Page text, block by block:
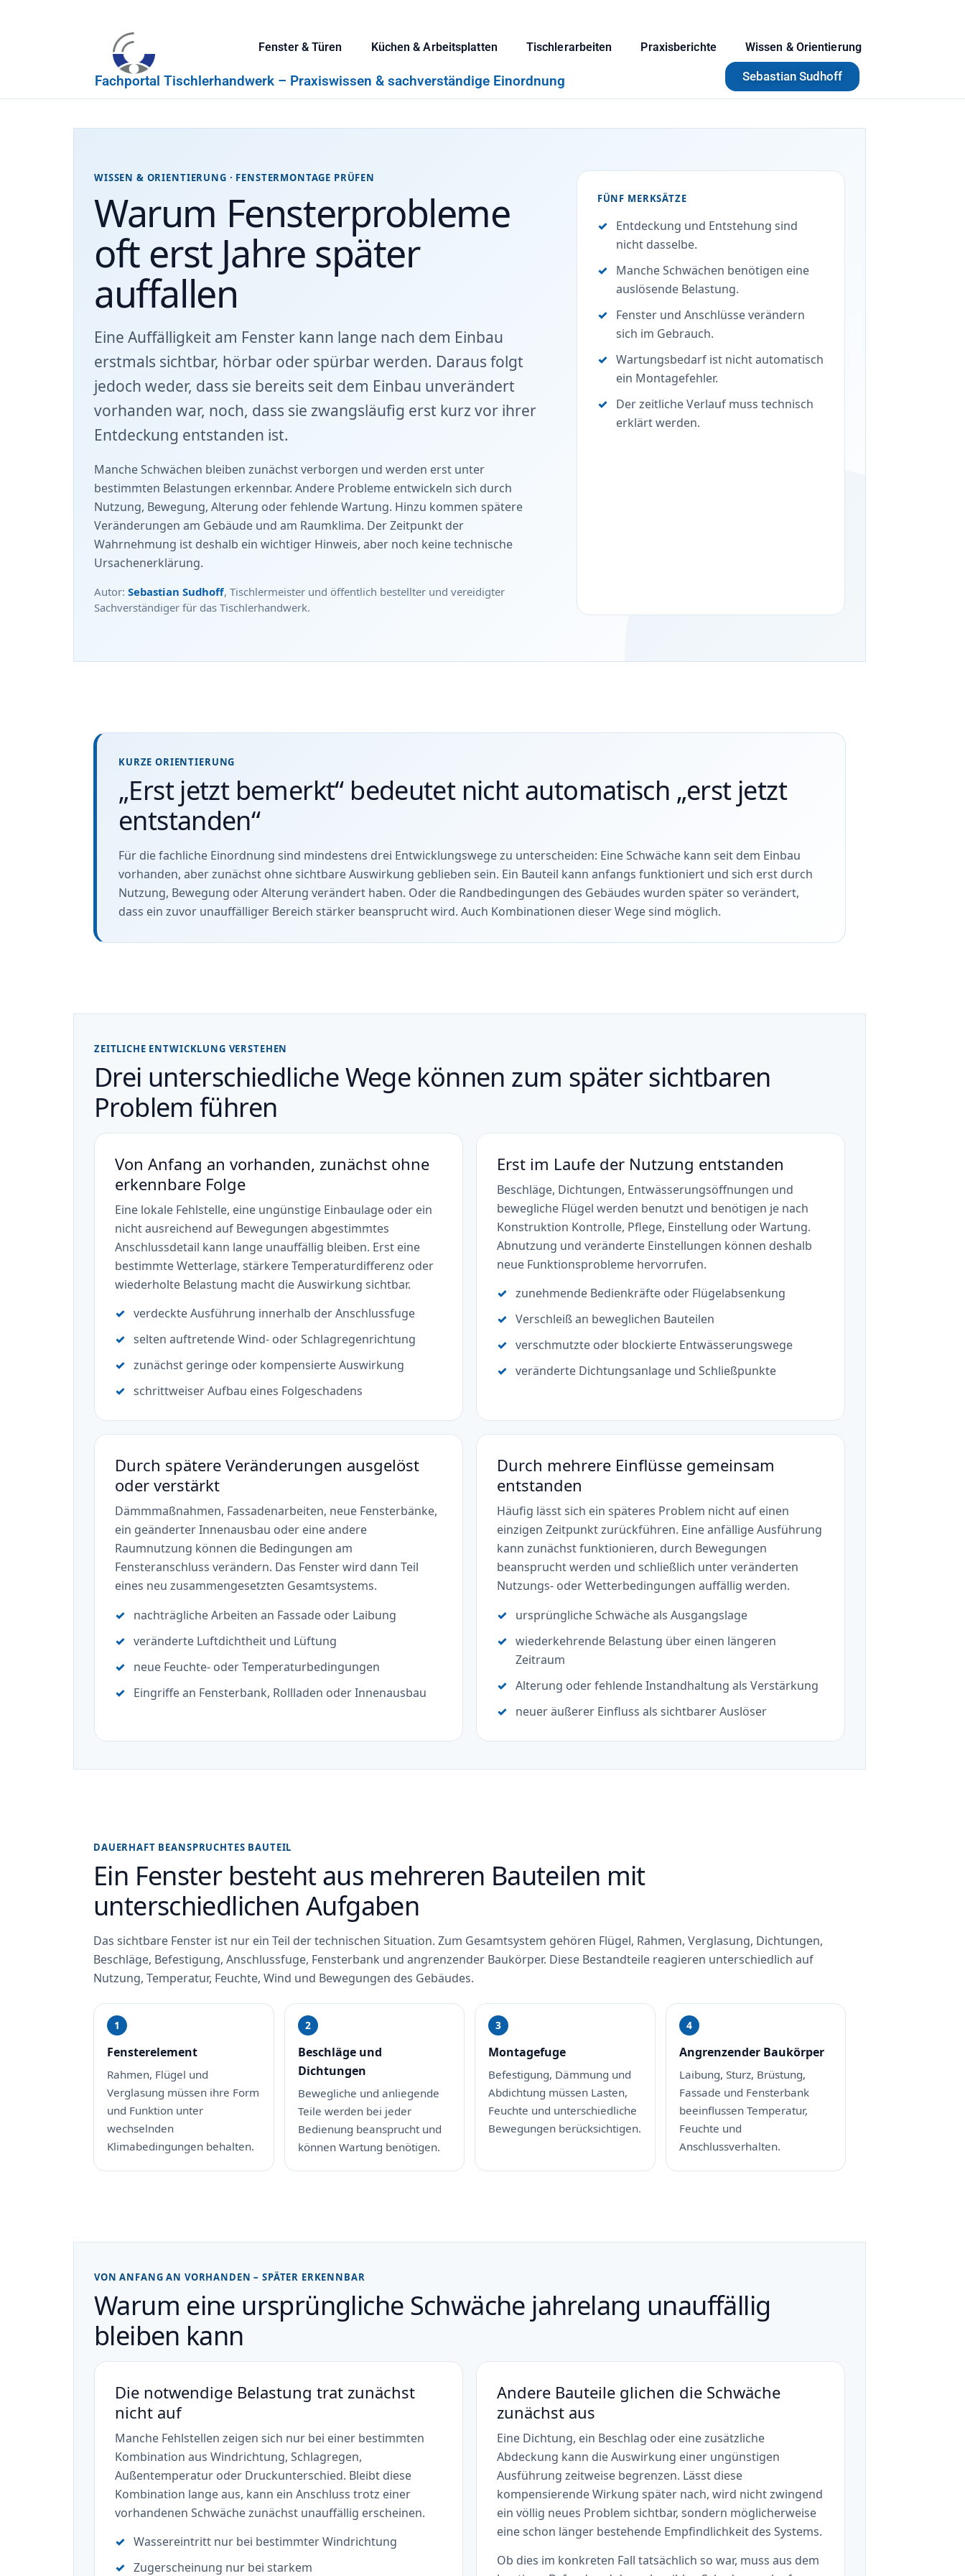
Fachportal Tischlerhandwerk – Praxiswissen & sachverständige Einordnung
Fenster & Türen Küchen & Arbeitsplatten Tischlerarbeiten Praxisberichte Wissen & Orientierung
Sebastian Sudhoff
WISSEN & ORIENTIERUNG · FENSTERMONTAGE PRÜFEN
Warum Fensterprobleme
oft erst Jahre später
auffallen
Eine Auffälligkeit am Fenster kann lange nach dem Einbau
erstmals sichtbar, hörbar oder spürbar werden. Daraus folgt
jedoch weder, dass sie bereits seit dem Einbau unverändert
vorhanden war, noch, dass sie zwangsläufig erst kurz vor ihrer
Entdeckung entstanden ist.
Manche Schwächen bleiben zunächst verborgen und werden erst unter
bestimmten Belastungen erkennbar. Andere Probleme entwickeln sich durch
Nutzung, Bewegung, Alterung oder fehlende Wartung. Hinzu kommen spätere
Veränderungen am Gebäude und am Raumklima. Der Zeitpunkt der
Wahrnehmung ist deshalb ein wichtiger Hinweis, aber noch keine technische
Ursachenerklärung.
Autor: Sebastian Sudhoff, Tischlermeister und öffentlich bestellter und vereidigter
Sachverständiger für das Tischlerhandwerk.
FÜNF MERKSÄTZE
Entdeckung und Entstehung sind
nicht dasselbe.
Manche Schwächen benötigen eine
auslösende Belastung.
Fenster und Anschlüsse verändern
sich im Gebrauch.
Wartungsbedarf ist nicht automatisch
ein Montagefehler.
Der zeitliche Verlauf muss technisch
erklärt werden.
KURZE ORIENTIERUNG
„Erst jetzt bemerkt“ bedeutet nicht automatisch „erst jetzt
entstanden“
Für die fachliche Einordnung sind mindestens drei Entwicklungswege zu unterscheiden: Eine Schwäche kann seit dem Einbau
vorhanden, aber zunächst ohne sichtbare Auswirkung geblieben sein. Ein Bauteil kann anfangs funktioniert und sich erst durch
Nutzung, Bewegung oder Alterung verändert haben. Oder die Randbedingungen des Gebäudes wurden später so verändert,
dass ein zuvor unauffälliger Bereich stärker beansprucht wird. Auch Kombinationen dieser Wege sind möglich.
ZEITLICHE ENTWICKLUNG VERSTEHEN
Drei unterschiedliche Wege können zum später sichtbaren
Problem führen
Von Anfang an vorhanden, zunächst ohne
erkennbare Folge
Eine lokale Fehlstelle, eine ungünstige Einbaulage oder ein
nicht ausreichend auf Bewegungen abgestimmtes
Anschlussdetail kann lange unauffällig bleiben. Erst eine
bestimmte Wetterlage, stärkere Temperaturdifferenz oder
wiederholte Belastung macht die Auswirkung sichtbar.
verdeckte Ausführung innerhalb der Anschlussfuge
selten auftretende Wind- oder Schlagregenrichtung
zunächst geringe oder kompensierte Auswirkung
schrittweiser Aufbau eines Folgeschadens
Erst im Laufe der Nutzung entstanden
Beschläge, Dichtungen, Entwässerungsöffnungen und
bewegliche Flügel werden benutzt und benötigen je nach
Konstruktion Kontrolle, Pflege, Einstellung oder Wartung.
Abnutzung und veränderte Einstellungen können deshalb
neue Funktionsprobleme hervorrufen.
zunehmende Bedienkräfte oder Flügelabsenkung
Verschleiß an beweglichen Bauteilen
verschmutzte oder blockierte Entwässerungswege
veränderte Dichtungsanlage und Schließpunkte
Durch spätere Veränderungen ausgelöst
oder verstärkt
Dämmmaßnahmen, Fassadenarbeiten, neue Fensterbänke,
ein geänderter Innenausbau oder eine andere
Raumnutzung können die Bedingungen am
Fensteranschluss verändern. Das Fenster wird dann Teil
eines neu zusammengesetzten Gesamtsystems.
nachträgliche Arbeiten an Fassade oder Laibung
veränderte Luftdichtheit und Lüftung
neue Feuchte- oder Temperaturbedingungen
Eingriffe an Fensterbank, Rollladen oder Innenausbau
Durch mehrere Einflüsse gemeinsam
entstanden
Häufig lässt sich ein späteres Problem nicht auf einen
einzigen Zeitpunkt zurückführen. Eine anfällige Ausführung
kann zunächst funktionieren, durch Bewegungen
beansprucht werden und schließlich unter veränderten
Nutzungs- oder Wetterbedingungen auffällig werden.
ursprüngliche Schwäche als Ausgangslage
wiederkehrende Belastung über einen längeren
Zeitraum
Alterung oder fehlende Instandhaltung als Verstärkung
neuer äußerer Einfluss als sichtbarer Auslöser
DAUERHAFT BEANSPRUCHTES BAUTEIL
Ein Fenster besteht aus mehreren Bauteilen mit
unterschiedlichen Aufgaben
Das sichtbare Fenster ist nur ein Teil der technischen Situation. Zum Gesamtsystem gehören Flügel, Rahmen, Verglasung, Dichtungen,
Beschläge, Befestigung, Anschlussfuge, Fensterbank und angrenzender Baukörper. Diese Bestandteile reagieren unterschiedlich auf
Nutzung, Temperatur, Feuchte, Wind und Bewegungen des Gebäudes.
Fensterelement
Rahmen, Flügel und
Verglasung müssen ihre Form
und Funktion unter
wechselnden
Klimabedingungen behalten.
Beschläge und
Dichtungen
Bewegliche und anliegende
Teile werden bei jeder
Bedienung beansprucht und
können Wartung benötigen.
Montagefuge
Befestigung, Dämmung und
Abdichtung müssen Lasten,
Feuchte und unterschiedliche
Bewegungen berücksichtigen.
Angrenzender Baukörper
Laibung, Sturz, Brüstung,
Fassade und Fensterbank
beeinflussen Temperatur,
Feuchte und
Anschlussverhalten.
VON ANFANG AN VORHANDEN – SPÄTER ERKENNBAR
Warum eine ursprüngliche Schwäche jahrelang unauffällig
bleiben kann
Die notwendige Belastung trat zunächst
nicht auf
Manche Fehlstellen zeigen sich nur bei einer bestimmten
Kombination aus Windrichtung, Schlagregen,
Außentemperatur oder Druckunterschied. Bleibt diese
Kombination lange aus, kann ein Anschluss trotz einer
vorhandenen Schwäche zunächst unauffällig erscheinen.
Wassereintritt nur bei bestimmter Windrichtung
Zugerscheinung nur bei starkem
Andere Bauteile glichen die Schwäche
zunächst aus
Eine Dichtung, ein Beschlag oder eine zusätzliche
Abdeckung kann die Auswirkung einer ungünstigen
Ausführung zeitweise begrenzen. Lässt diese
kompensierende Wirkung später nach, wird nicht zwingend
ein völlig neues Problem sichtbar, sondern möglicherweise
eine schon länger bestehende Empfindlichkeit des Systems.
Ob dies im konkreten Fall tatsächlich so war, muss aus dem